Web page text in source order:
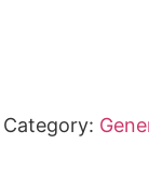
Category: